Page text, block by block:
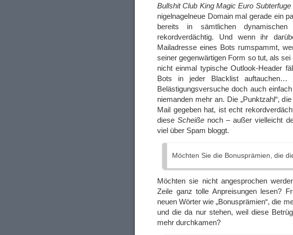
Bullshit Club King Magic Euro
nigelnagelneue Domain mal gerade ein
bereits in sämtlichen
rekordverdächtig. Und wenn ihr
Mailadresse eines Bots rumspammt,
seiner gegenwärtigen Form so tut, als
nicht einmal typische Outlook-Header
Bots in jeder Blacklist
Belästigungsversuche doch auch
niemanden mehr an. Die „Punktzahl“,
Mail gegeben hat, ist echt
dieseScheiße noch – außer vielleicht
viel über Spam bloggt.
Möchten Sie die Bonusprämien, die
Möchten sie nicht angesprochen
Zeile ganz tolle Anpreisungen lesen?
neuen Wörter wie „Bonusprämien“, die
und die da nur stehen, weil diese
mehr durchkamen?